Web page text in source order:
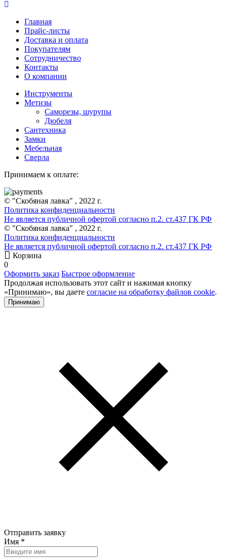
Главная
Прайс-листы
Доставка и оплата
Покупателям
Сотрудничество
Контакты
О компании
Инструменты
Метизы
Саморезы, шурупы
Дюбеля
Сантехника
Замки
Мебельная
Сверла
Принимаем к оплате:
© "Скобяная лавка" , 2022 г.
Политика конфиденциальности
Не является публичной офертой согласно п.2. ст.437 ГК РФ
© "Скобяная лавка" , 2022 г.
Политика конфиденциальности
Не является публичной офертой согласно п.2. ст.437 ГК РФ
Корзина
0
Оформить заказ Быстрое оформление
Продолжая использовать этот сайт и нажимая кнопку
«Принимаю», вы даете согласие на обработку файлов cookie.
Принимаю
Отправить заявку
Имя *